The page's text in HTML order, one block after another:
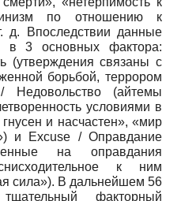
по отношению к
д. Впоследствии данные
3 основных фактора:
(утверждения связаны с
борьбой, террором
Недовольство (айтемы
условиями в
и насчастен», «мир
и Excuse / Оправдание
на оправдания
к ним
сила»). В дальнейшем 56
факторный